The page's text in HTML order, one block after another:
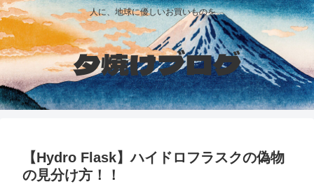
人に、地球に優しいお買いものを。
夕焼けブログ
【Hydro Flask】ハイドロフラスクの偽物
の見分け方！！